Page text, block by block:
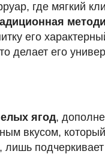
где мягкий
его
делает его
ягод,
вкусом,
подчеркивает